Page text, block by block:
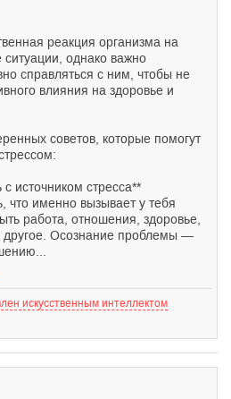
реакция организма на
однако важно
справляться с ним, чтобы не
влияния на здоровье и
советов, которые помогут
источником стресса**
что именно вызывает у тебя
работа, отношения, здоровье,
другое. Осознание проблемы —
искусственным интеллектом